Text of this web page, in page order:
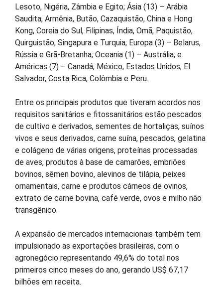
Lesoto, Nigéria, Zâmbia e Egito; Ásia (13) – Arábia
Saudita, Armênia, Butão, Cazaquistão, China e Hong
Kong, Coreia do Sul, Filipinas, Índia, Omã, Paquistão,
Quirguistão, Singapura e Turquia; Europa (3) – Belarus,
Rússia e Grã-Bretanha; Oceania (1) – Austrália; e
Américas (7) – Canadá, México, Estados Unidos, El
Salvador, Costa Rica, Colômbia e Peru.
Entre os principais produtos que tiveram acordos nos
requisitos sanitários e fitossanitários estão pescados
de cultivo e derivados, sementes de hortaliças, suínos
vivos e seus derivados, carne suína, pescados, gelatina
e colágeno de várias origens, proteínas processadas
de aves, produtos à base de camarões, embriões
bovinos, sêmen bovino, alevinos de tilápia, peixes
ornamentais, carne e produtos cárneos de ovinos,
extrato de carne bovina, café verde, ovos e milho não
transgênico.
A expansão de mercados internacionais também tem
impulsionado as exportações brasileiras, com o
agronegócio representando 49,6% do total nos
primeiros cinco meses do ano, gerando US$ 67,17
bilhões em receita.